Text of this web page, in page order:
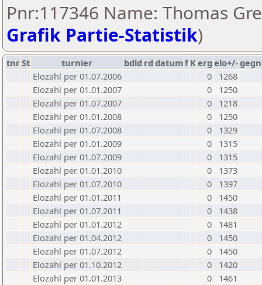
Pnr:117346 Name: Thomas
Grafik Partie-Statistik)
tnrSt turnier bdld rd datumf Kerg elo+/-
Elozahl per 01.07.2006
0
1268
Elozahl per 01.01.2007
0
1250
Elozahl per 01.07.2007
0
1218
Elozahl per 01.01.2008
0
1250
Elozahl per 01.07.2008
0
1329
Elozahl per 01.01.2009
0
1315
Elozahl per 01.07.2009
0
1315
Elozahl per 01.01.2010
0
1373
Elozahl per 01.07.2010
0
1397
Elozahl per 01.01.2011
0
1450
Elozahl per 01.07.2011
0
1438
Elozahl per 01.01.2012
0
1481
Elozahl per 01.04.2012
0
1450
Elozahl per 01.07.2012
0
1450
Elozahl per 01.10.2012
0
1420
Elozahl per 01.01.2013
0
1461